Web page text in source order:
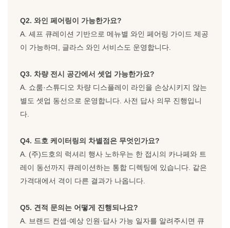
Q2. 와인 페어링이 가능한가요?
A. 셰프 큐레이션 기반으로 메뉴별 와인 페어링 가이드 제공
이 가능하며, 글라스 와인 서비스도 운영합니다.
Q3. 차량 전시 공간에서 셋업 가능한가요?
A. 쇼룸·스튜디오 차량 디스플레이 라인을 손상시키지 않는
별도 셋업 동선으로 운영합니다. 사전 답사 의무 진행입니
다.
Q4. 드호 케이터링의 차별점은 무엇인가요?
A. (주)드호의 럭셔리 행사 노하우는 한 접시의 카나페와 트
레이 동선까지 큐레이션하는 통합 디렉팅에 있습니다. 같은
가격대에서 격이 다른 결과가 나옵니다.
Q5. 견적 문의는 어떻게 진행되나요?
A. 브랜드 컨셉·예상 인원·답사 가능 일자를 알려주시면 큐